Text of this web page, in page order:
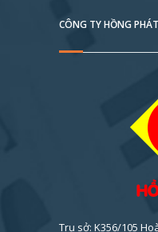
CÔNG TY HỒNG PHÁT
Trụ sở: K356/105